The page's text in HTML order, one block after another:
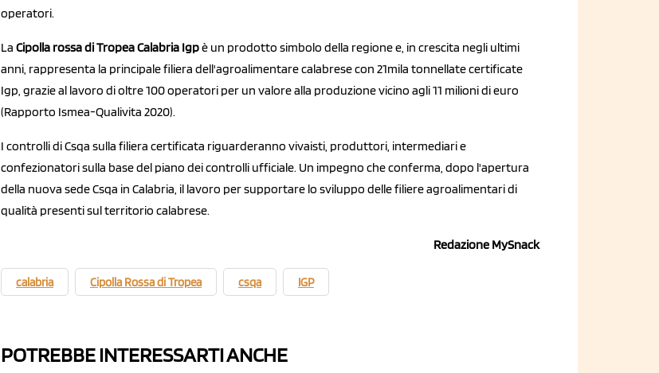
operatori.
La Cipolla rossa di Tropea Calabria Igpè un prodotto simbolo della regione e, in crescita negli ultimi
anni, rappresenta la principale filiera dell'agroalimentare calabrese con 21mila tonnellate certificate
Igp, grazie al lavoro di oltre 100 operatori per un valore alla produzione vicino agli 11 milioni di euro
(Rapporto Ismea-Qualivita 2020).
I controlli di Csqa sulla filiera certificata riguarderanno vivaisti, produttori, intermediari e
confezionatori sulla base del piano dei controlli ufficiale. Un impegno che conferma, dopo l'apertura
della nuova sede Csqa in Calabria, il lavoro per supportare lo sviluppo delle filiere agroalimentari di
qualità presenti sul territorio calabrese.
Redazione MySnack
calabria Cipolla Rossa di Tropea csqa IGP
POTREBBE INTERESSARTI ANCHE